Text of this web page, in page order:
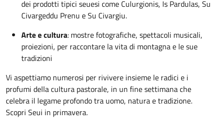
dei prodotti tipici seuesi come Culurgionis, Is Pardulas, Su
Civargeddu Prenu e Su Civargiu.
Arte e cultura: mostre fotografiche, spettacoli musicali,
proiezioni, per raccontare la vita di montagna e le sue
tradizioni
Vi aspettiamo numerosi per rivivere insieme le radici e i
profumi della cultura pastorale, in un fine settimana che
celebra il legame profondo tra uomo, natura e tradizione.
Scopri Seui in primavera.